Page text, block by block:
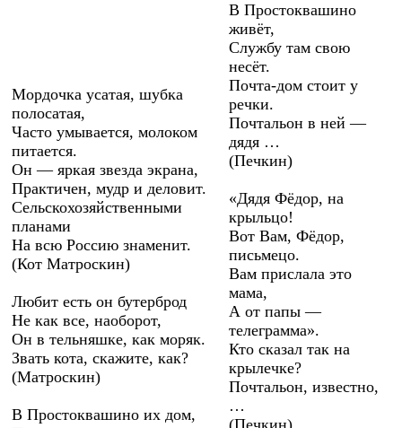
Мордочка усатая, шубка
полосатая,
Часто умывается, молоком
питается.
Он — яркая звезда экрана,
Практичен, мудр и деловит.
Сельскохозяйственными
планами
На всю Россию знаменит.
(Кот Матроскин)
Любит есть он бутерброд
Не как все, наоборот,
Он в тельняшке, как моряк.
Звать кота, скажите, как?
(Матроскин)
В Простоквашино их дом,
В Простоквашино
живёт,
Службу там свою
несёт.
Почта-дом стоит у
речки.
Почтальон в ней —
дядя …
(Печкин)
«Дядя Фёдор, на
крыльцо!
Вот Вам, Фёдор,
письмецо.
Вам прислала это
мама,
А от папы —
телеграмма».
Кто сказал так на
крылечке?
Почтальон, известно,
…